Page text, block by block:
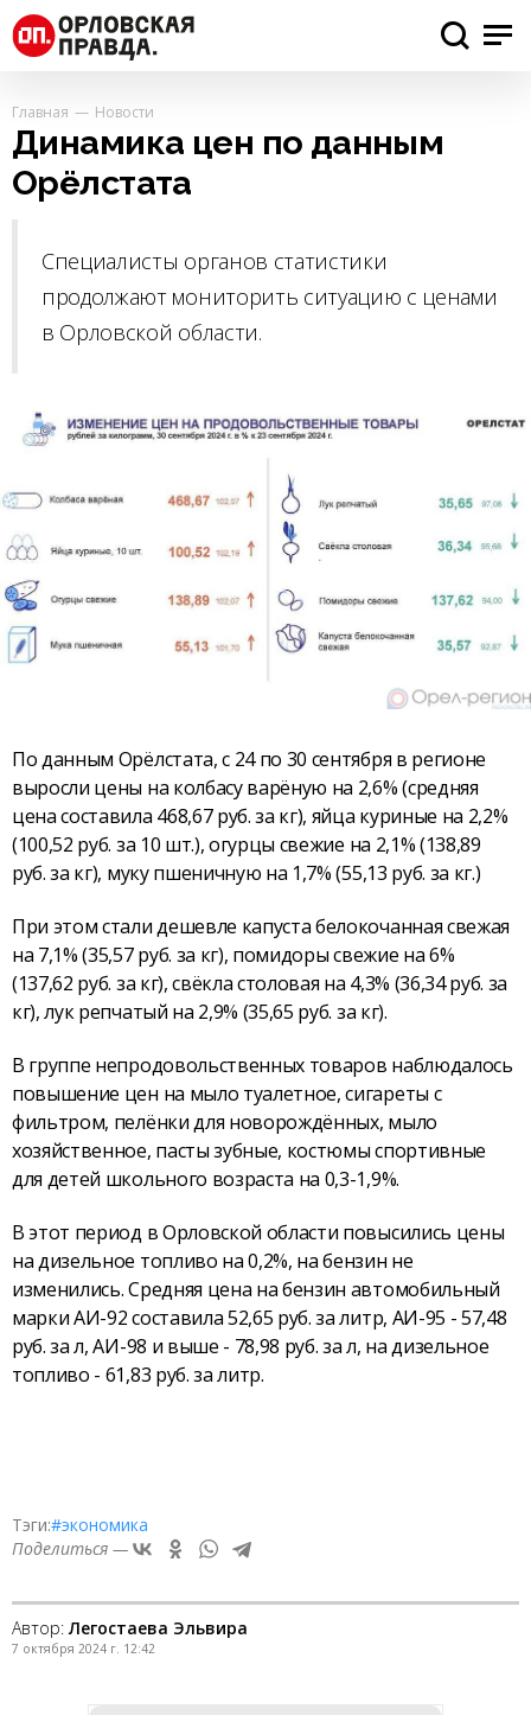
Главная Новости
Динамика цен по данным
Орёлстата
Специалисты органов статистики
продолжают мониторить ситуацию с ценами
в Орловской области.
По данным Орёлстата, с 24 по 30 сентября в регионе
выросли цены на колбасу варёную на 2,6% (средняя
цена составила 468,67 руб. за кг), яйца куриные на 2,2%
(100,52 руб. за 10 шт.), огурцы свежие на 2,1% (138,89
руб. за кг), муку пшеничную на 1,7% (55,13 руб. за кг.)
При этом стали дешевле капуста белокочанная свежая
на 7,1% (35,57 руб. за кг), помидоры свежие на 6%
(137,62 руб. за кг), свёкла столовая на 4,3% (36,34 руб. за
кг), лук репчатый на 2,9% (35,65 руб. за кг).
В группе непродовольственных товаров наблюдалось
повышение цен на мыло туалетное, сигареты с
фильтром, пелёнки для новорождённых, мыло
хозяйственное, пасты зубные, костюмы спортивные
для детей школьного возраста на 0,3-1,9%.
В этот период в Орловской области повысились цены
на дизельное топливо на 0,2%, на бензин не
изменились. Средняя цена на бензин автомобильный
марки АИ-92 составила 52,65 руб. за литр, АИ-95 - 57,48
руб. за л, АИ-98 и выше - 78,98 руб. за л, на дизельное
топливо - 61,83 руб. за литр.
Тэги:#экономика
Поделиться —
Автор: Легостаева Эльвира
7 октября 2024 г. 12:42